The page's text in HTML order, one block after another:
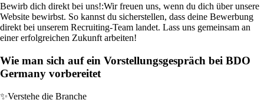
Bewirb dich direkt bei uns!:Wir freuen uns, wenn du dich über unsere
Website bewirbst. So kannst du sicherstellen, dass deine Bewerbung
direkt bei unserem Recruiting-Team landet. Lass uns gemeinsam an
einer erfolgreichen Zukunft arbeiten!
Wie man sich auf ein Vorstellungsgespräch bei BDO
Germany vorbereitet
✨Verstehe die Branche